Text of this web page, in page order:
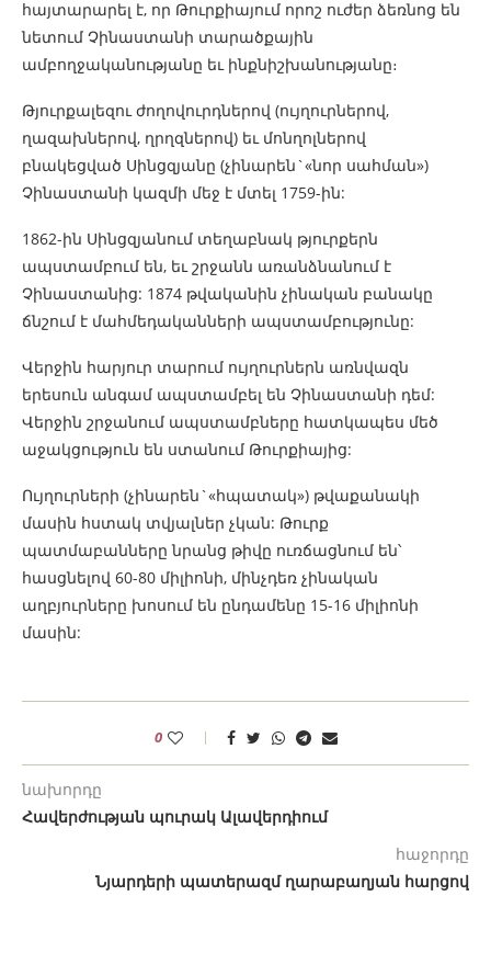
հայտարարել է, որ Թուրքիայում որոշ ուժեր ձեռնոց են
նետում Չինաստանի տարածքային
ամբողջականությանը եւ ինքնիշխանությանը։
Թյուրքալեզու ժողովուրդներով (ույղուրներով,
ղազախներով, ղրղզներով) եւ մոնղոլներով
բնակեցված Սինցզյանը (չինարեն`«նոր սահման»)
Չինաստանի կազմի մեջ է մտել 1759-ին:
1862-ին Սինցզյանում տեղաբնակ թյուրքերն
ապստամբում են, եւ շրջանն առանձնանում է
Չինաստանից: 1874 թվականին չինական բանակը
ճնշում է մահմեդականների ապստամբությունը:
Վերջին հարյուր տարում ույղուրներն առնվազն
երեսուն անգամ ապստամբել են Չինաստանի դեմ:
Վերջին շրջանում ապստամբները հատկապես մեծ
աջակցություն են ստանում Թուրքիայից:
Ույղուրների (չինարեն`«հպատակ») թվաքանակի
մասին հստակ տվյալներ չկան: Թուրք
պատմաբանները նրանց թիվը ուռճացնում են՝
հասցնելով 60-80 միլիոնի, մինչդեռ չինական
աղբյուրները խոսում են ընդամենը 15-16 միլիոնի
մասին:
0
նախորդը
Հավերժության պուրակ Ալավերդիում
հաջորդը
Նյարդերի պատերազմ ղարաբաղյան հարցով